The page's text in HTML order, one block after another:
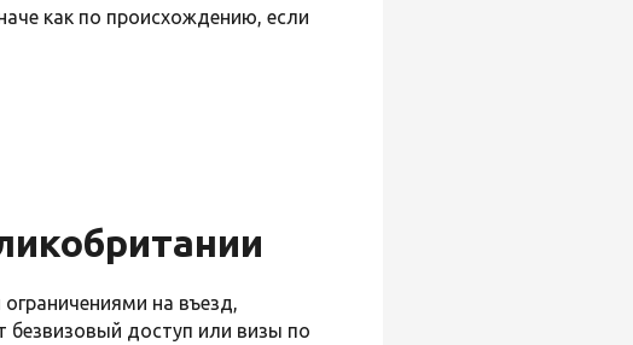
как по происхождению, если
на въезд,
безвизовый доступ или визы по